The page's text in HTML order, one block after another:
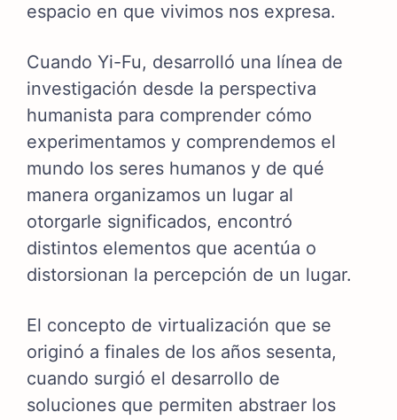
espacio en que vivimos nos expresa.
Cuando Yi-Fu, desarrolló una línea de
investigación desde la perspectiva
humanista para comprender cómo
experimentamos y comprendemos el
mundo los seres humanos y de qué
manera organizamos un lugar al
otorgarle significados, encontró
distintos elementos que acentúa o
distorsionan la percepción de un lugar.
El concepto de virtualización que se
originó a finales de los años sesenta,
cuando surgió el desarrollo de
soluciones que permiten abstraer los